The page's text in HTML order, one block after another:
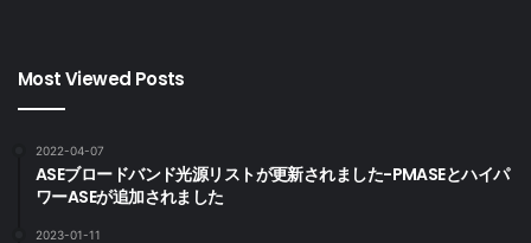
Most Viewed Posts
2022-04-07
ASEブロードバンド光源リストが更新されました-PMASEとハイパ
ワーASEが追加されました
2023-01-11